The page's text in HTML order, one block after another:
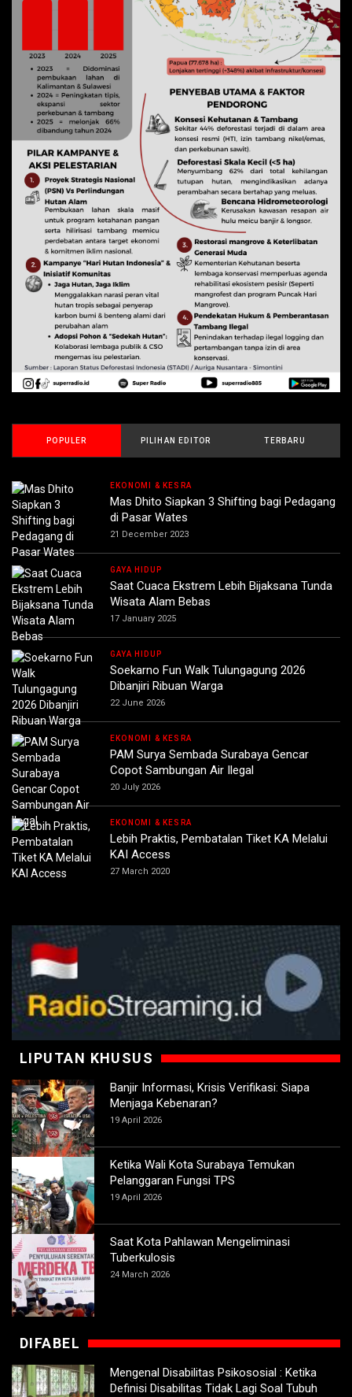
POPULER PILIHAN EDITOR TERBARU
EKONOMI & KESRA
Mas Dhito Siapkan 3 Shifting bagi Pedagang
di Pasar Wates
21 December 2023
GAYA HIDUP
Saat Cuaca Ekstrem Lebih Bijaksana Tunda
Wisata Alam Bebas
17 January 2025
GAYA HIDUP
Soekarno Fun Walk Tulungagung 2026
Dibanjiri Ribuan Warga
22 June 2026
EKONOMI & KESRA
PAM Surya Sembada Surabaya Gencar
Copot Sambungan Air Ilegal
20 July 2026
EKONOMI & KESRA
Lebih Praktis, Pembatalan Tiket KA Melalui
KAI Access
27 March 2020
LIPUTAN KHUSUS
Banjir Informasi, Krisis Verifikasi: Siapa
Menjaga Kebenaran?
19 April 2026
Ketika Wali Kota Surabaya Temukan
Pelanggaran Fungsi TPS
19 April 2026
Saat Kota Pahlawan Mengeliminasi
Tuberkulosis
24 March 2026
DIFABEL
Mengenal Disabilitas Psikososial : Ketika
Definisi Disabilitas Tidak Lagi Soal Tubuh